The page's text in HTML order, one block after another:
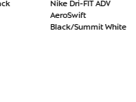
Nike Dri-FIT ADV
AeroSwift
Black/Summit White